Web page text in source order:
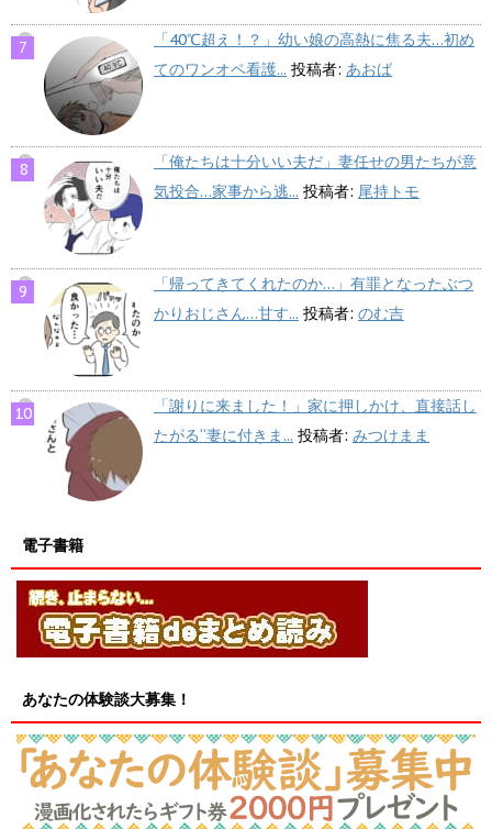
「40℃超え！？」幼い娘の高熱に焦る夫…初め
てのワンオペ看護... 投稿者: あおば
「俺たちは十分いい夫だ」妻任せの男たちが意
気投合…家事から逃... 投稿者: 尾持トモ
「帰ってきてくれたのか…」有罪となったぶつ
かりおじさん…甘す... 投稿者: のむ吉
「謝りに来ました！」家に押しかけ、直接話し
たがる“妻に付きま... 投稿者: みつけまま
電子書籍
あなたの体験談大募集！